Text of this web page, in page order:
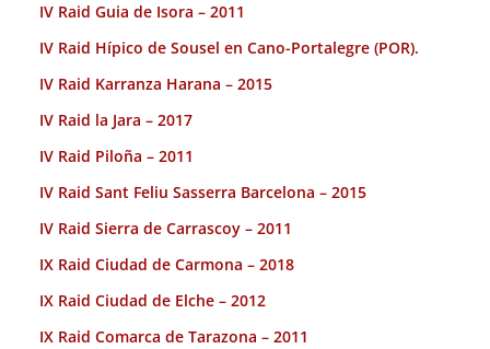
IV Raid Guia de Isora – 2011
IV Raid Hípico de Sousel en Cano-Portalegre (POR).
IV Raid Karranza Harana – 2015
IV Raid la Jara – 2017
IV Raid Piloña – 2011
IV Raid Sant Feliu Sasserra Barcelona – 2015
IV Raid Sierra de Carrascoy – 2011
IX Raid Ciudad de Carmona – 2018
IX Raid Ciudad de Elche – 2012
IX Raid Comarca de Tarazona – 2011